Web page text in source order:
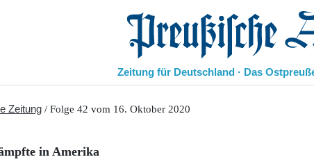
Preußische Allgemeine Zeitung
Zeitung für Deutschland · Das
finden
Zeitung / Folge 42 vom 16. Oktober 2020
in Amerika